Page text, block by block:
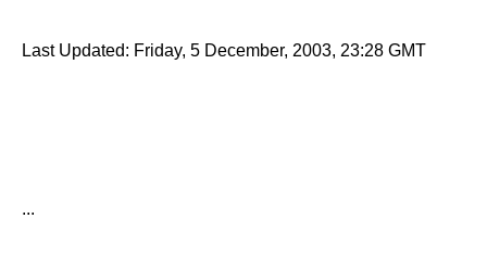
Last Updated: Friday, 5 December, 2003, 23:28 GMT
...